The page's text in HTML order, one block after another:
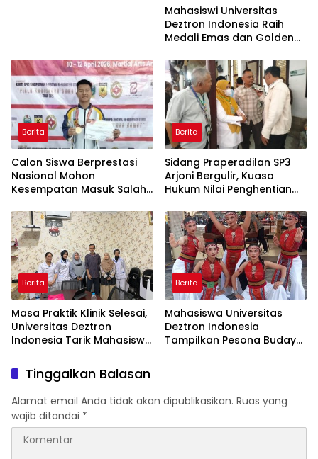
Mahasiswi Universitas
Deztron Indonesia Raih
Medali Emas dan Golden
Berita
Calon Siswa Berprestasi
Nasional Mohon
Kesempatan Masuk Salah
Berita
Sidang Praperadilan SP3
Arjoni Bergulir, Kuasa
Hukum Nilai Penghentian
Berita
Masa Praktik Klinik Selesai,
Universitas Deztron
Indonesia Tarik Mahasiswa
Artha Mahinrus
Berita
Mahasiswa Universitas
Deztron Indonesia
Tampilkan Pesona Budaya
Tinggalkan Balasan
Alamat email Anda tidak akan dipublikasikan. Ruas yang
wajib ditandai *